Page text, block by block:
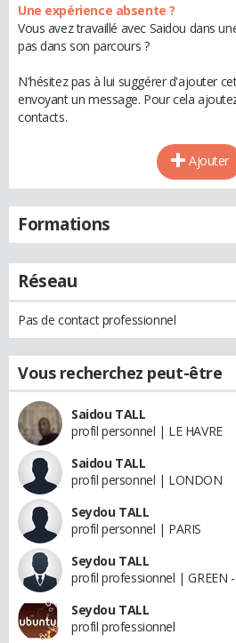
Une expérience absente ?
Vous avez travaillé avec Saidou dans
pas dans son parcours ?
N'hésitez pas à lui suggérer d'ajouter
envoyant un message. Pour cela
contacts.
Ajouter
Formations
Réseau
Pas de contact professionnel
Vous recherchez peut-être
Saidou TALL
profil personnel | LE HAVRE
Saidou TALL
profil personnel | LONDON
Seydou TALL
profil personnel | PARIS
Seydou TALL
profil professionnel | GREEN
Seydou TALL
profil professionnel